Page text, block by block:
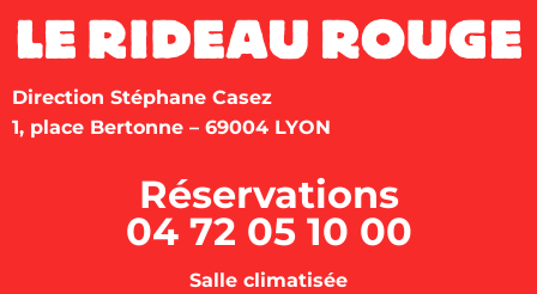
Direction Stéphane Casez
1, place Bertonne – 69004 LYON
Réservations
04 72 05 10 00
Salle climatisée